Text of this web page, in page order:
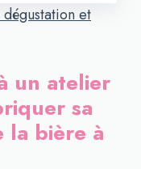
et
un atelier
sa
bière à